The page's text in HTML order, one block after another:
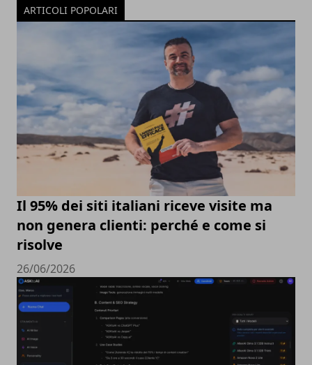
ARTICOLI POPOLARI
Il 95% dei siti italiani riceve visite ma
non genera clienti: perché e come si
risolve
26/06/2026